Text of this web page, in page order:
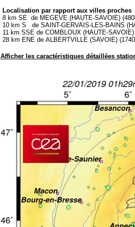
Localisation par rapport aux villes proches
8 km SE de MEGEVE (HAUTE-SAVOIE)
10 km S de SAINT-GERVAIS-LES-BAINS
11 km SSE de COMBLOUX (HAUTE-
28 km ENE de ALBERTVILLE (SAVOIE)
Afficher les caractéristiques détaillées